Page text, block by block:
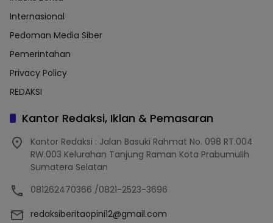
Internasional
Pedoman Media Siber
Pemerintahan
Privacy Policy
REDAKSI
Kantor Redaksi, Iklan & Pemasaran
Kantor Redaksi : Jalan Basuki Rahmat No. 098 RT.004
RW.003 Kelurahan Tanjung Raman Kota Prabumulih
Sumatera Selatan
081262470366 /0821-2523-3696
redaksiberitaopini12@gmail.com